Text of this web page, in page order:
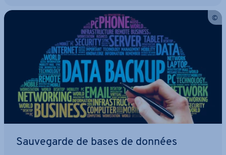
Sau­ve­garde de bases de données